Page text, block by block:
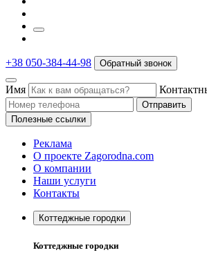
+38 050-384-44-98 Обратный звонок
Имя
Отправить
Полезные ссылки
Реклама
О проекте Zagorodna.com
О компании
Наши услуги
Контакты
Коттеджные городки
Коттеджные городки